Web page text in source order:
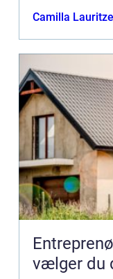
Camilla
Entreprenør
vælger du